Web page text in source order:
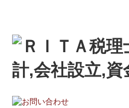
ホーム
事務所案内
事務所紹介